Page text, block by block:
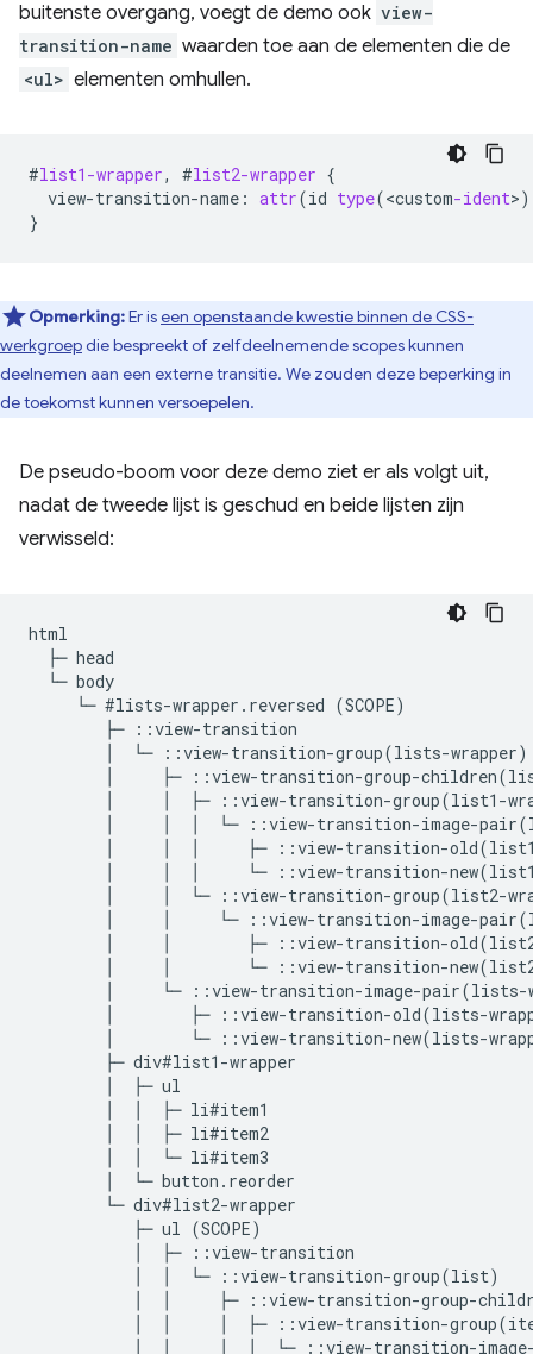
buitenste overgang, voegt de demo ook view-
transition-name waarden toe aan de elementen die de
<ul> elementen omhullen.
#list1-wrapper, #list2-wrapper {
view-transition-name : attr(id type(<custom-ident>
}
Opmerking:Er iseen openstaande kwestie binnen de CSS-
werkgroepdie bespreekt of zelfdeelnemende scopes kunnen
deelnemen aan een externe transitie. We zouden deze beperking in
de toekomst kunnen versoepelen.
De pseudo-boom voor deze demo ziet er als volgt uit,
nadat de tweede lijst is geschud en beide lijsten zijn
verwisseld:
html
  ├─ head
  └─ body
     └─ #lists-wrapper.reversed (SCOPE)
        ├─ ::view-transition
        │  └─ ::view-transition-group(lists-wrapper)
│     ├─ ::view-transition-group-
│     │  ├─ ::view-transition-group(list1-
│     │  │  └─ ::view-transition-image-
│     │  │     ├─ ::view-transition-
│     │  │     └─ ::view-transition-
│     │  └─ ::view-transition-group(list2-
│     │     └─ ::view-transition-image-
│     │        ├─ ::view-transition-
│     │        └─ ::view-transition-
│     └─ ::view-transition-image-
│        ├─ ::view-transition-old(lists-
│        └─ ::view-transition-new(lists-
        ├─ div#list1-wrapper
        │  ├─ ul
        │  │  ├─ li#item1
        │  │  ├─ li#item2
        │  │  └─ li#item3
        │  └─ button.reorder
        └─ div#list2-wrapper
           ├─ ul (SCOPE)
           │  ├─ ::view-transition
           │  │  └─ ::view-transition-group(list)
│  │     ├─ ::view-transition-group-
│  │     │  ├─ ::view-transition-
│  │     │  │  └─ ::view-transition-